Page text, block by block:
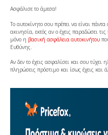
Ασφάλισε το άμεσα!
Tο αυτοκίνητο σου πρέπει να είναι
ακινησία, εκτός αν ο έχεις παραδώσει
μόνο η βασική ασφάλεια αυτοκινήτου
Ευθύνης.
Αν δεν το έχεις ασφαλίσει και σου τύχει
πληρώσεις πρόστιμο και ίσως έχεις και